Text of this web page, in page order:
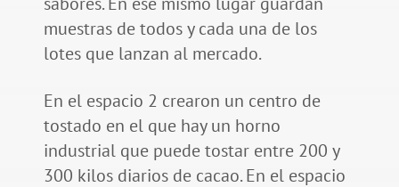
muestras de todos y cada una de los
lotes que lanzan al mercado.
En el espacio 2 crearon un centro de
tostado en el que hay un horno
industrial que puede tostar entre 200 y
300 kilos diarios de cacao. En el espacio